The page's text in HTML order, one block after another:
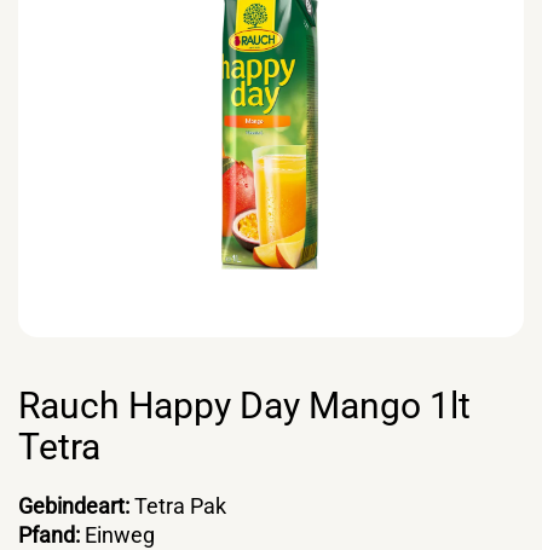
Rauch Happy Day Mango 1lt
Tetra
Gebindeart:Tetra Pak
Pfand: Einweg